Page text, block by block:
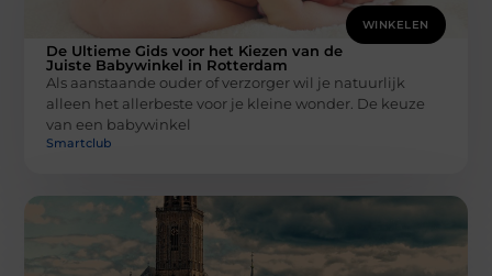
WINKELEN
De Ultieme Gids voor het Kiezen van de
Juiste Babywinkel in Rotterdam
Als aanstaande ouder of verzorger wil je natuurlijk
alleen het allerbeste voor je kleine wonder. De keuze
van een babywinkel
Smartclub